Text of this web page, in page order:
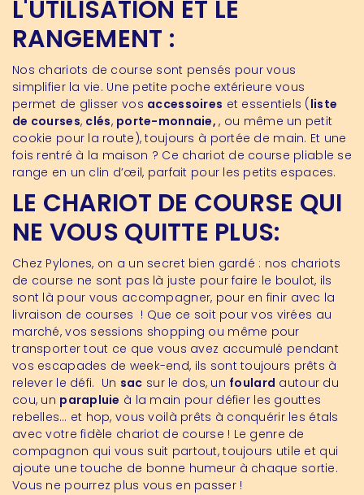
L'UTILISATION ET LE
RANGEMENT :
Nos chariots de course sont pensés pour vous
simplifier la vie. Une petite poche extérieure vous
permet de glisser vos accessoires et essentiels ( liste
de courses, clés, porte-monnaie,, ou même un petit
cookie pour la route), toujours à portée de main. Et une
fois rentré à la maison ? Ce chariot de course pliable se
range en un clin d’œil, parfait pour les petits espaces.
LE CHARIOT DE COURSE QUI
NE VOUS QUITTE PLUS:
Chez Pylones, on a un secret bien gardé : nos chariots
de course ne sont pas là juste pour faire le boulot, ils
sont là pour vous accompagner, pour en finir avec la
livraison de courses ! Que ce soit pour vos virées au
marché, vos sessions shopping ou même pour
transporter tout ce que vous avez accumulé pendant
vos escapades de week-end, ils sont toujours prêts à
relever le défi. Un sac sur le dos, un foulard autour du
cou, un parapluie à la main pour défier les gouttes
rebelles… et hop, vous voilà prêts à conquérir les étals
avec votre fidèle chariot de course ! Le genre de
compagnon qui vous suit partout, toujours utile et qui
ajoute une touche de bonne humeur à chaque sortie.
Vous ne pourrez plus vous en passer !